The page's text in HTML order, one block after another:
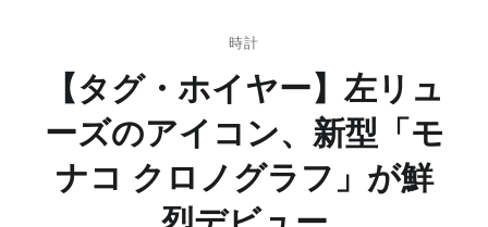
時計
【タグ・ホイヤー】左リュ
ーズのアイコン、新型「モ
ナコ クロノグラフ」が鮮